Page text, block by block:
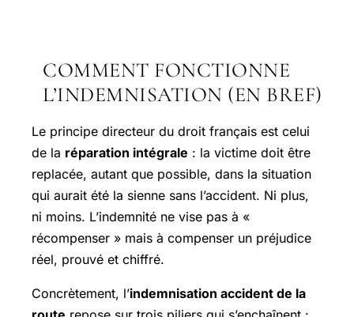
COMMENT FONCTIONNE
L’INDEMNISATION (EN BREF)
Le principe directeur du droit français est celui
de la réparation intégrale : la victime doit être
replacée, autant que possible, dans la situation
qui aurait été la sienne sans l’accident. Ni plus,
ni moins. L’indemnité ne vise pas à «
récompenser » mais à compenser un préjudice
réel, prouvé et chiffré.
Concrètement, l’indemnisation accident de la